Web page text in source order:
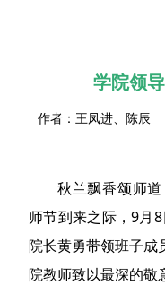
学院领
作者：王凤进、陈
秋兰飘香颂师
师节到来之际，9月8
院长黄勇带领班子成
院教师致以最深的敬